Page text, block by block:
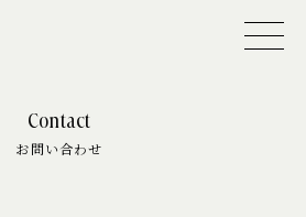
Contact
お問い合わせ